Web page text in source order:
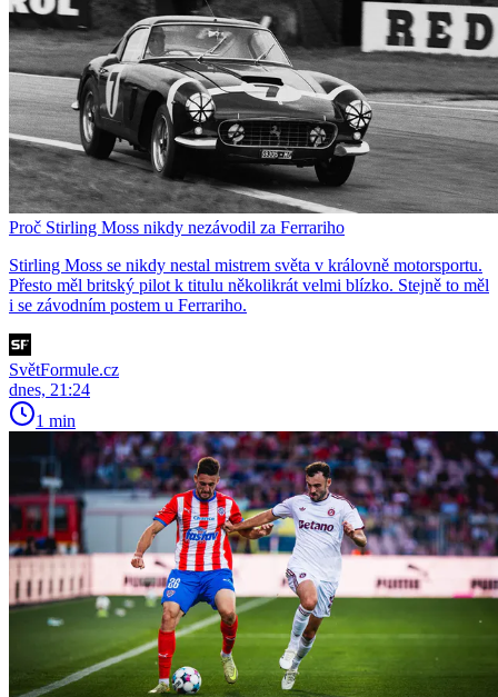
Proč Stirling Moss nikdy nezávodil za Ferrariho
Stirling Moss se nikdy nestal mistrem světa v královně motorsportu.
Přesto měl britský pilot k titulu několikrát velmi blízko. Stejně to měl
i se závodním postem u Ferrariho.
SvětFormule.cz
dnes, 21:24
1 min